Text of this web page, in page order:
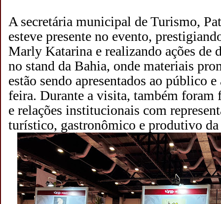
A secretária municipal de Turismo,
esteve presente no evento,
Marly Katarina e realizando ações de
no stand da Bahia, onde materiais
estão sendo apresentados ao público
feira. Durante a visita, também foram
e relações institucionais com
turístico, gastronômico e produtivo